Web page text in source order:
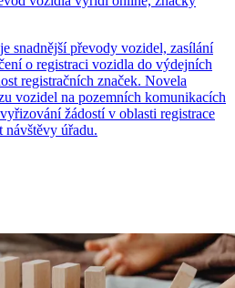
snadnější převody vozidel, zasílání
o registraci vozidla do výdejních
registračních značek. Novela
vozidel na pozemních komunikacích
žádostí v oblasti registrace
návštěvy úřadu.